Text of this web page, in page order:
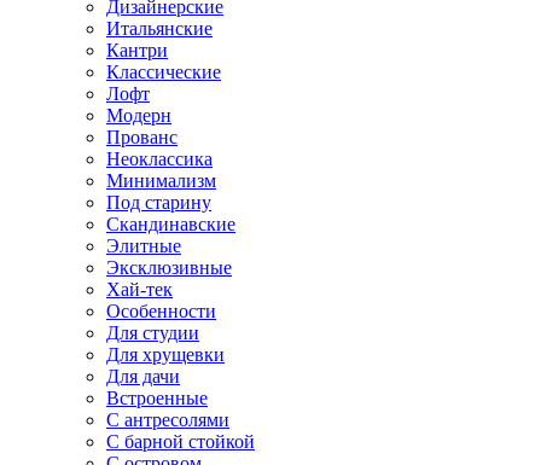
Дизайнерские
Итальянские
Кантри
Классические
Лофт
Модерн
Прованс
Неоклассика
Минимализм
Под старину
Скандинавские
Элитные
Эксклюзивные
Хай-тек
Особенности
Для студии
Для хрущевки
Для дачи
Встроенные
С антресолями
С барной стойкой